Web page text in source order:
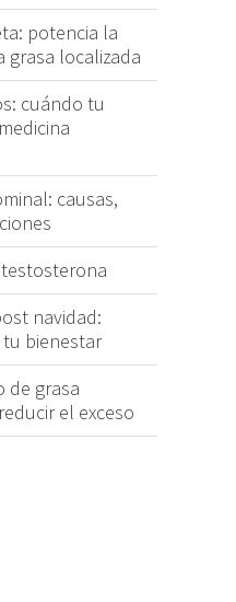
potencia la
grasa localizada
cuándo tu
causas,
navidad:
bienestar
de grasa
el exceso